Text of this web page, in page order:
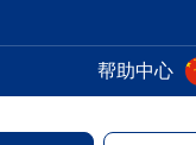
帮助中心